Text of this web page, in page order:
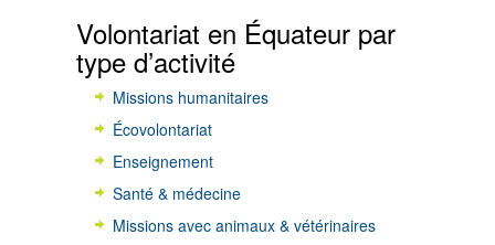
Volontariat en Équateur par
type d’activité
Missions humanitaires
Écovolontariat
Enseignement
Santé & médecine
Missions avec animaux & vétérinaires